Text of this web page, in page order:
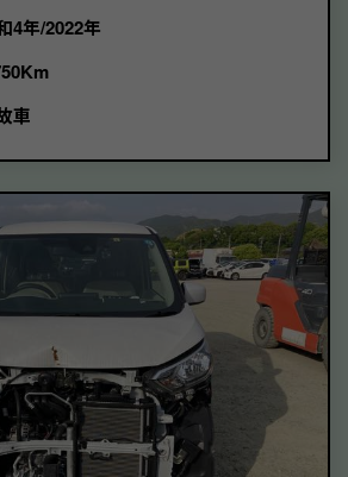
4年/2022年
車